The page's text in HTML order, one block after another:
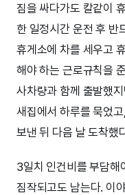
짐을 싸다가도 칼같이
한 일정시간 운전 후 반
휴게소에 차를 세우고
해야 하는 근로규칙을
사차량과 함께 출발했
새집에서 하루를 묵었
보낸 뒤 다음 날 도착했
3일치 인건비를 부담해
짐작되고도 남는다. 이